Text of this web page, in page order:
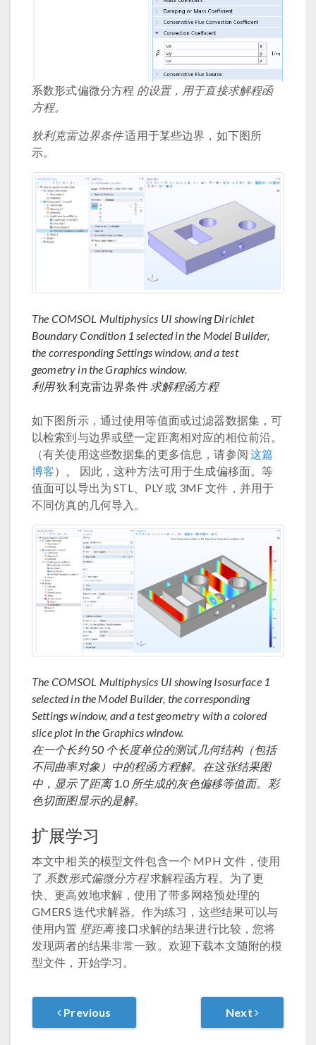
系数形式偏微分方程 的设置，用于直接求解程函
方程。
狄利克雷边界条件适用于某些边界，如下图所
示。
The COMSOL Multiphysics UI showing Dirichlet
Boundary Condition 1 selected in the Model Builder,
the corresponding Settings window, and a test
geometry in the Graphics window.
利用狄利克雷边界条件求解程函方程
如下图所示，通过使用等值面或过滤器数据集，可
以检索到与边界或壁一定距离相对应的相位前沿。
（有关使用这些数据集的更多信息，请参阅 这篇
博客）。 因此，这种方法可用于生成偏移面。等
值面可以导出为 STL、PLY 或 3MF 文件，并用于
不同仿真的几何导入。
The COMSOL Multiphysics UI showing Isosurface 1
selected in the Model Builder, the corresponding
Settings window, and a test geometry with a colored
slice plot in the Graphics window.
在一个长约 50 个长度单位的测试几何结构（包括
不同曲率对象）中的程函方程解。在这张结果图
中，显示了距离 1.0 所生成的灰色偏移等值面。彩
色切面图显示的是解。
扩展学习
本文中相关的模型文件包含一个 MPH 文件，使用
了 系数形式偏微分方程求解程函方程。为了更
快、更高效地求解，使用了带多网格预处理的
GMERS 迭代求解器。作为练习，这些结果可以与
使用内置 壁距离接口求解的结果进行比较，您将
发现两者的结果非常一致。欢迎下载本文随附的模
型文件，开始学习。
Previous Next